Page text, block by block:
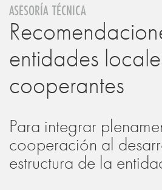
ASESORÍA TÉCNICA
entidades
cooperantes
Para integrar
cooperación al
estructura de la